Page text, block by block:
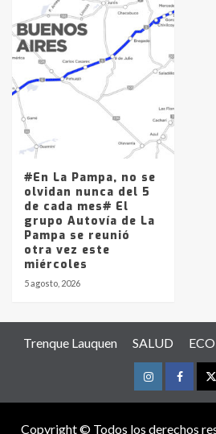
#En La Pampa, no se
olvidan nunca del 5
de cada mes# El
grupo Autovía de La
Pampa se reunió
otra vez este
miércoles
5 agosto, 2026
Trenque Lauquen SALUD
Instagram
Copyright © Todos los derechos